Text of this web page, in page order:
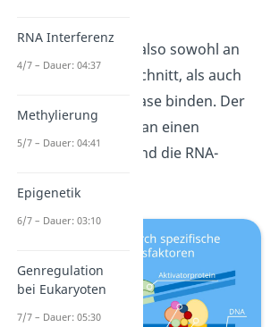
muss also sowohl an
einen Enhancer-Abschnitt, als auch
an die RNA-Polymerase binden. Der
Repressor
dagegen an einen
Silencer-Abschnitt und die RNA-
RNA Interferenz
4/7 – Dauer: 04:37
Methylierung
5/7 – Dauer: 04:41
Epigenetik
6/7 – Dauer: 03:10
Genregulation
bei Eukaryoten
7/7 – Dauer: 05:30